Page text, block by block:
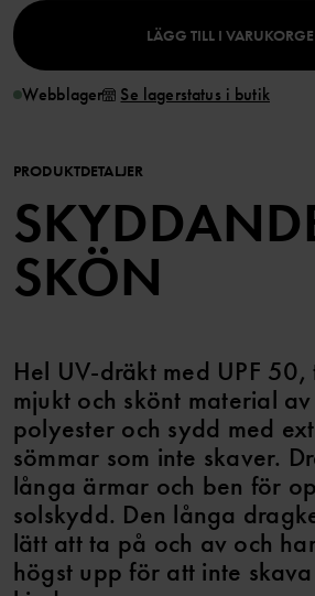
LÄGG TILL I
Webblager Se lagerstatus i butik
PRODUKTDETALJER
SKÖN
Hel UV-dräkt med UPF
mjukt och skönt material
polyester och sydd med
sömmar som inte skaver.
långa ärmar och ben för
solskydd. Den långa
lätt att ta på och av och
högst upp för att inte